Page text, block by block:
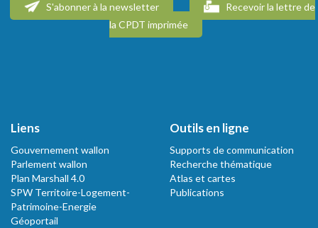
S'abonner à la newsletter
Recevoir la lettre de
la CPDT imprimée
Liens
Gouvernement wallon
Parlement wallon
Plan Marshall 4.0
SPW Territoire-Logement-
Patrimoine-Energie
Géoportail
Outils en ligne
Supports de communication
Recherche thématique
Atlas et cartes
Publications